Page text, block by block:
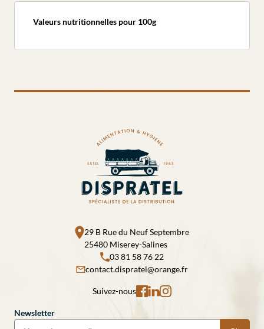
Valeurs nutritionnelles pour 100g
29 B Rue du Neuf Septembre
25480 Miserey-Salines
03 81 58 76 22
contact.dispratel@orange.fr
Suivez-nous
Newsletter